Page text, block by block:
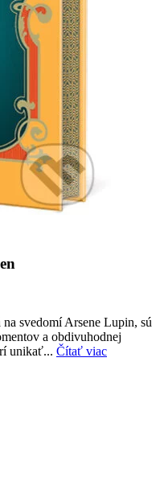
svedomí Arsene Lupin, sú
a obdivuhodnej
unikať... Čítať viac